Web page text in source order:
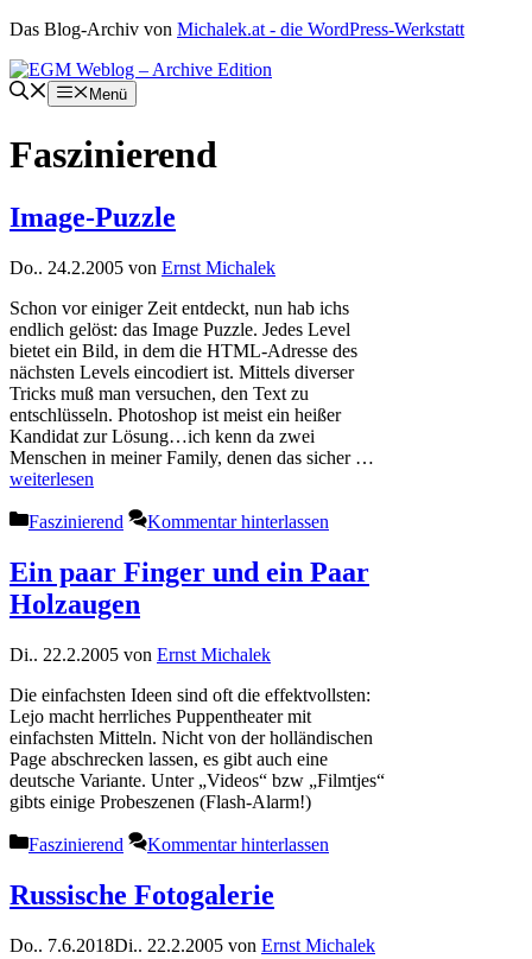
Zum
springen
Das Blog-Archiv von Michalek.at - die WordPress-Werkstatt
Menü
Faszinierend
Image-Puzzle
Do.. 24.2.2005 von Ernst Michalek
Schon vor einiger Zeit entdeckt, nun hab ichs
endlich gelöst: das Image Puzzle. Jedes Level
bietet ein Bild, in dem die HTML-Adresse des
nächsten Levels eincodiert ist. Mittels diverser
Tricks muß man versuchen, den Text zu
entschlüsseln. Photoshop ist meist ein heißer
Kandidat zur Lösung…ich kenn da zwei
Menschen in meiner Family, denen das sicher …
weiterlesen
Kategorien
Faszinierend Kommentar hinterlassen
Ein paar Finger und ein Paar
Holzaugen
Di.. 22.2.2005 von Ernst Michalek
Die einfachsten Ideen sind oft die effektvollsten:
Lejo macht herrliches Puppentheater mit
einfachsten Mitteln. Nicht von der holländischen
Page abschrecken lassen, es gibt auch eine
deutsche Variante. Unter „Videos“ bzw „Filmtjes“
gibts einige Probeszenen (Flash-Alarm!)
Kategorien
Faszinierend Kommentar hinterlassen
Russische Fotogalerie
Do.. 7.6.2018Di.. 22.2.2005 von Ernst Michalek